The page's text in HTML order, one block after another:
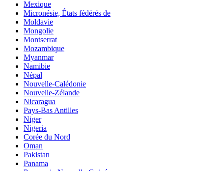
Mexique
Micronésie, États fédérés de
Moldavie
Mongolie
Montserrat
Mozambique
Myanmar
Namibie
Népal
Nouvelle-Calédonie
Nouvelle-Zélande
Nicaragua
Pays-Bas Antilles
Niger
Nigeria
Corée du Nord
Oman
Pakistan
Panama